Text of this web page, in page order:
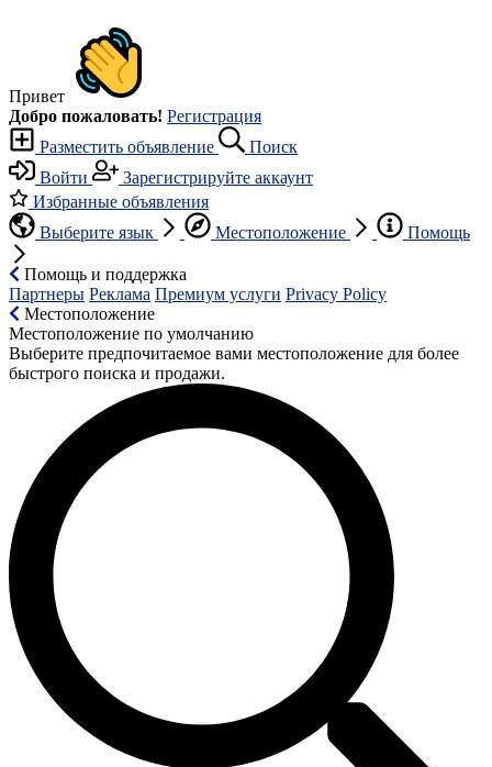
Привет
Добро пожаловать! Регистрация
Разместить объявление
Поиск
Войти
Зарегистрируйте аккаунт
Избранные объявления
Выберите язык
Местоположение Помощь
Помощь и поддержка
Партнеры Реклама Премиум услуги Privacy Policy
Местоположение
Местоположение по умолчанию
Выберите предпочитаемое вами местоположение для более
быстрого поиска и продажи.